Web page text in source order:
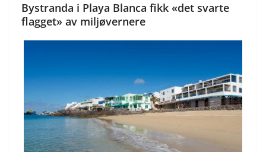
Bystranda i Playa Blanca fikk «det svarte
flagget» av miljøvernere